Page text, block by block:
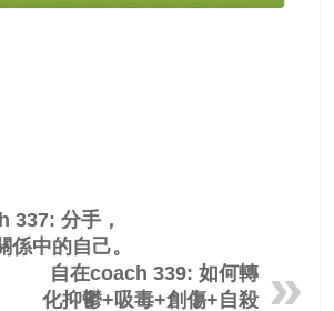
337: 分手，
係中的自己。
自在coach 339: 如何轉
化抑鬱+吸毒+創傷+自殺